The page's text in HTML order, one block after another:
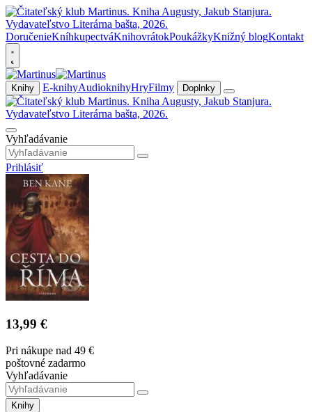
DoručenieKníhkupectváKnihovrátokPoukážkyKnižný blogKontakt
Knihy E-knihyAudioknihyHryFilmy Doplnky
Vyhľadávanie
Prihlásiť
13,99 €
Pri nákupe nad 49 €
poštovné zadarmo
Vyhľadávanie
Knihy